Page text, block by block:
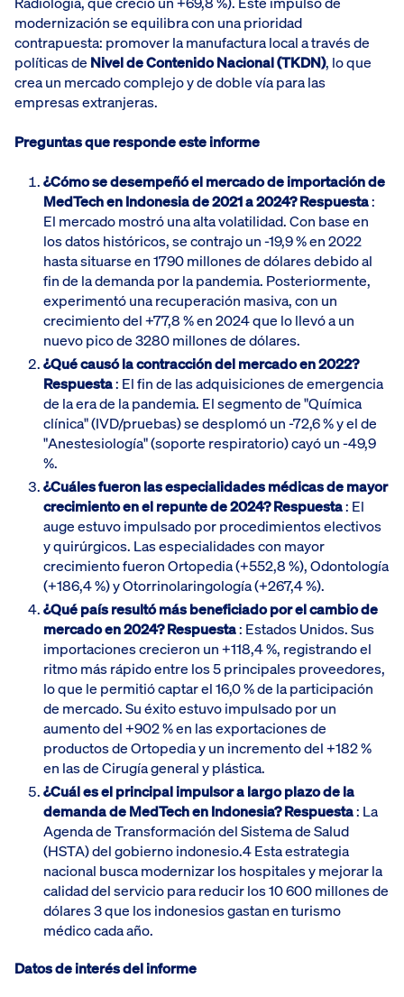
modernización se equilibra con una prioridad
contrapuesta: promover la manufactura local a través de
políticas de Nivel de Contenido Nacional (TKDN), lo que
crea un mercado complejo y de doble vía para las
empresas extranjeras.
Preguntas que responde este informe
¿Cómo se desempeñó el mercado de importación de
MedTech en Indonesia de 2021 a 2024?Respuesta:
El mercado mostró una alta volatilidad. Con base en
los datos históricos, se contrajo un -19,9 % en 2022
hasta situarse en 1790 millones de dólares debido al
fin de la demanda por la pandemia. Posteriormente,
experimentó una recuperación masiva, con un
crecimiento del +77,8 % en 2024 que lo llevó a un
nuevo pico de 3280 millones de dólares.
¿Qué causó la contracción del mercado en 2022?
Respuesta: El fin de las adquisiciones de emergencia
de la era de la pandemia. El segmento de "Química
clínica" (IVD/pruebas) se desplomó un -72,6 % y el de
"Anestesiología" (soporte respiratorio) cayó un -49,9
%.
¿Cuáles fueron las especialidades médicas de mayor
crecimiento en el repunte de 2024?Respuesta: El
auge estuvo impulsado por procedimientos electivos
y quirúrgicos. Las especialidades con mayor
crecimiento fueron Ortopedia (+552,8 %), Odontología
(+186,4 %) y Otorrinolaringología (+267,4 %).
¿Qué país resultó más beneficiado por el cambio de
mercado en 2024?Respuesta: Estados Unidos. Sus
importaciones crecieron un +118,4 %, registrando el
ritmo más rápido entre los 5 principales proveedores,
lo que le permitió captar el 16,0 % de la participación
de mercado. Su éxito estuvo impulsado por un
aumento del +902 % en las exportaciones de
productos de Ortopedia y un incremento del +182 %
en las de Cirugía general y plástica.
¿Cuál es el principal impulsor a largo plazo de la
demanda de MedTech en Indonesia?Respuesta: La
Agenda de Transformación del Sistema de Salud
(HSTA) del gobierno indonesio.4 Esta estrategia
nacional busca modernizar los hospitales y mejorar la
calidad del servicio para reducir los 10 600 millones de
dólares 3 que los indonesios gastan en turismo
médico cada año.
Datos de interés del informe